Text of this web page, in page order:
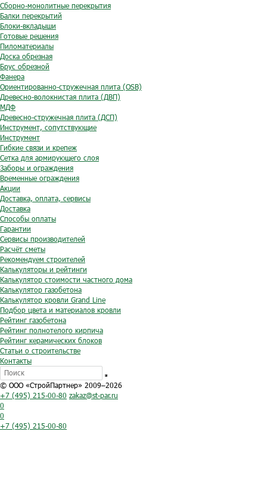
Сборно-монолитные перекрытия
Балки перекрытий
Блоки-вкладыши
Готовые решения
Пиломатериалы
Доска обрезная
Брус обрезной
Фанера
Ориентированно-стружечная плита (OSB)
Древесно-волокнистая плита (ДВП)
МДФ
Древесно-стружечная плита (ДСП)
Инструмент, сопутствующие
Инструмент
Гибкие связи и крепеж
Сетка для армирующего слоя
Заборы и ограждения
Временные ограждения
Акции
Доставка, оплата, сервисы
Доставка
Способы оплаты
Гарантии
Сервисы производителей
Расчёт сметы
Рекомендуем строителей
Калькуляторы и рейтинги
Калькулятор стоимости частного дома
Калькулятор газобетона
Калькулятор кровли Grand Line
Подбор цвета и материалов кровли
Рейтинг газобетона
Рейтинг полнотелого кирпича
Рейтинг керамических блоков
Статьи о строительстве
Контакты
© ООО «СтройПартнер» 2009–2026
+7 (495) 215-00-80 zakaz@st-par.ru
0
0
+7 (495) 215-00-80